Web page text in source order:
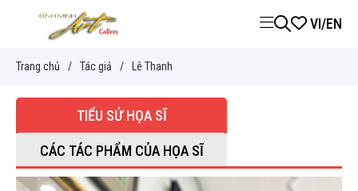
VI/EN
Trang chủ / Tác giả / Lê Thanh
TIỂU SỬ HỌA SĨ
CÁC TÁC PHẨM CỦA HỌA SĨ